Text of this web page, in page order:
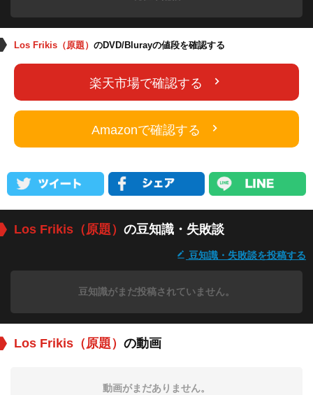
Los Frikis（原題） のDVD/Blurayの値段を確認する
楽天市場で確認する
Amazonで確認する
Los Frikis（原題） の豆知識・失敗談
豆知識・失敗談を投稿する
豆知識がまだ投稿されていません。
Los Frikis（原題） の動画
動画がまだありません。